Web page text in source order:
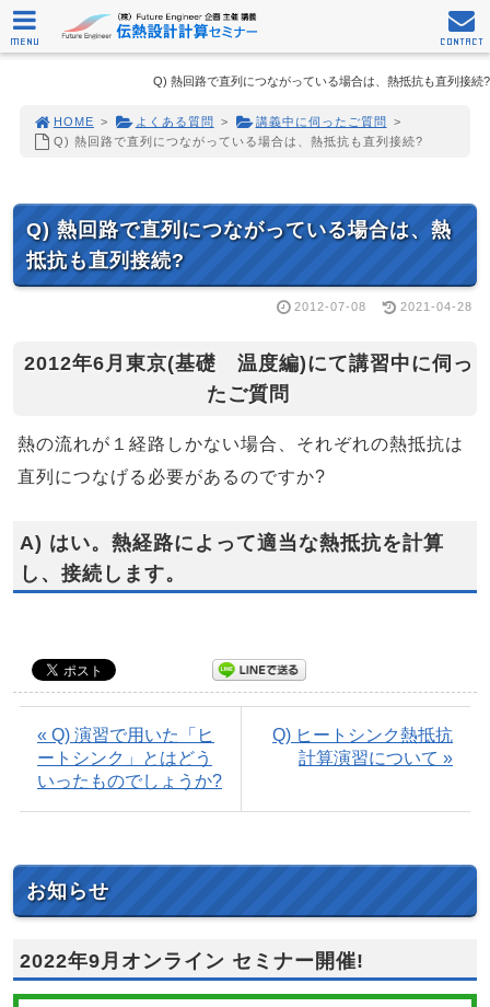
Q) 熱回路で直列につながっている場合は、熱抵抗も直列接続?
HOME > よくある質問 > 講義中に伺ったご質問
>
Q) 熱回路で直列につながっている場合は、熱抵抗も直列接続?
Q) 熱回路で直列につながっている場合は、熱
抵抗も直列接続?
2012-07-08 2021-04-28
2012年6月東京(基礎 温度編)にて講習中に伺っ
たご質問
熱の流れが１経路しかない場合、それぞれの熱抵抗は
直列につなげる必要があるのですか?
A) はい。熱経路によって適当な熱抵抗を計算
し、接続します。
« Q) 演習で用いた「ヒ
ートシンク」とはどう
いったものでしょうか?
Q) ヒートシンク熱抵抗
計算演習について »
お知らせ
2022年9月オンライン セミナー開催!
MENU CONTACT